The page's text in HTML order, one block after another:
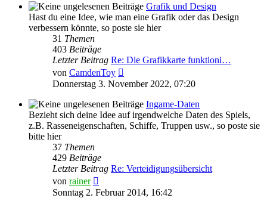
Grafik und Design
Hast du eine Idee, wie man eine Grafik oder das Design
verbessern könnte, so poste sie hier
31 Themen
403 Beiträge
Letzter Beitrag Re: Die Grafikkarte funktioni…
von CamdenToy
Beitrag
Donnerstag 3. November 2022, 07:20
Ingame-Daten
Bezieht sich deine Idee auf irgendwelche Daten des Spiels,
z.B. Rasseneigenschaften, Schiffe, Truppen usw., so poste sie
bitte hier
37 Themen
429 Beiträge
Letzter Beitrag Re: Verteidigungsübersicht
von rainer
Beitrag
Sonntag 2. Februar 2014, 16:42